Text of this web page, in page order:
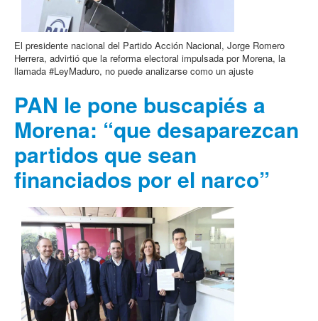
El presidente nacional del Partido Acción Nacional, Jorge Romero
Herrera, advirtió que la reforma electoral impulsada por Morena, la
llamada #LeyMaduro, no puede analizarse como un ajuste
PAN le pone buscapiés a
Morena: “que desaparezcan
partidos que sean
financiados por el narco”